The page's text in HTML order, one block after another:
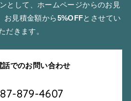
として、ホームページからのお見
お見積金額から5%OFFとさせてい
だきます。
話でのお問い合わせ
879-4607